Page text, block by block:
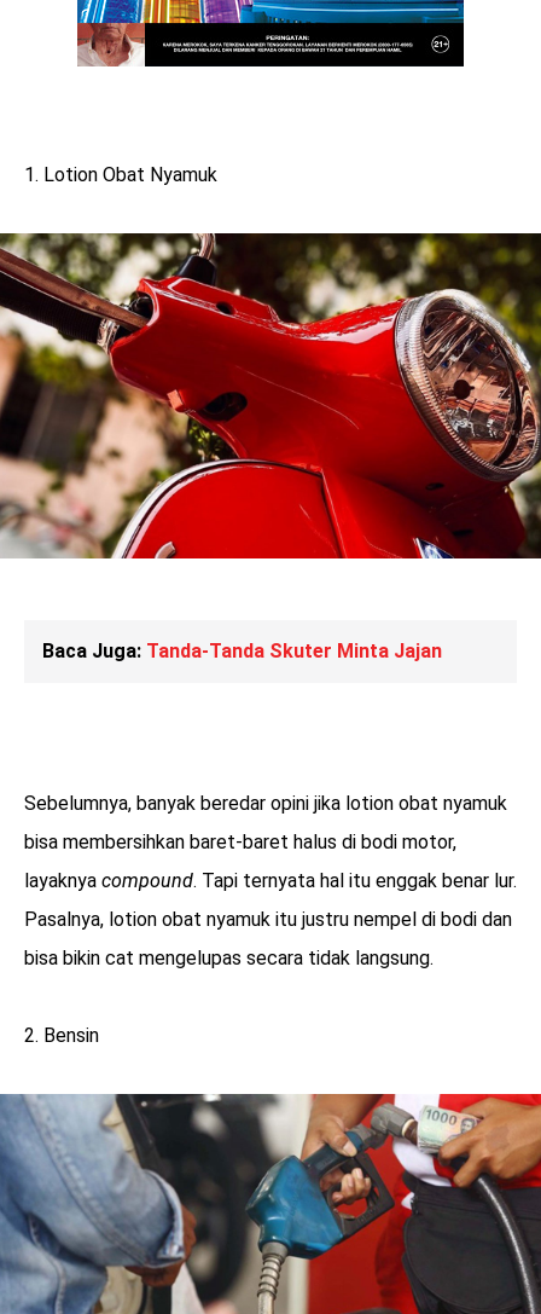
1. Lotion Obat Nyamuk
Baca Juga: Tanda-Tanda Skuter Minta Jajan
Sebelumnya, banyak beredar opini jika lotion obat nyamuk
bisa membersihkan baret-baret halus di bodi motor,
layaknya compound. Tapi ternyata hal itu enggak benar lur.
Pasalnya, lotion obat nyamuk itu justru nempel di bodi dan
bisa bikin cat mengelupas secara tidak langsung.
2. Bensin